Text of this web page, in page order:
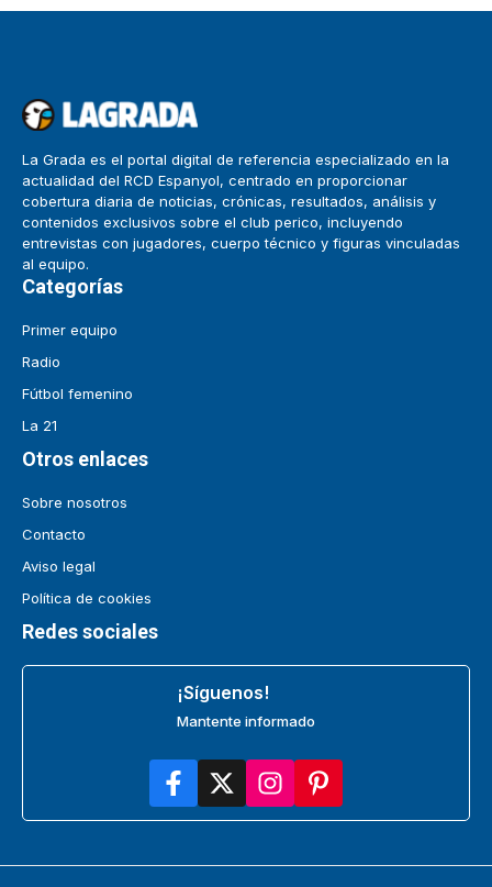
La Grada es el portal digital de referencia especializado en la
actualidad del RCD Espanyol, centrado en proporcionar
cobertura diaria de noticias, crónicas, resultados, análisis y
contenidos exclusivos sobre el club perico, incluyendo
entrevistas con jugadores, cuerpo técnico y figuras vinculadas
al equipo.
Categorías
Primer equipo
Radio
Fútbol femenino
La 21
Otros enlaces
Sobre nosotros
Contacto
Aviso legal
Política de cookies
Redes sociales
¡Síguenos!
Mantente informado